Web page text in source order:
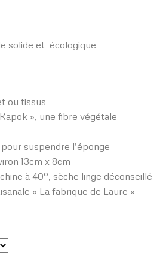
solide et écologique
ou tissus
», une fibre végétale
suspendre l’éponge
13cm x 8cm
à 40°, sèche linge déconseillé
« La fabrique de Laure »